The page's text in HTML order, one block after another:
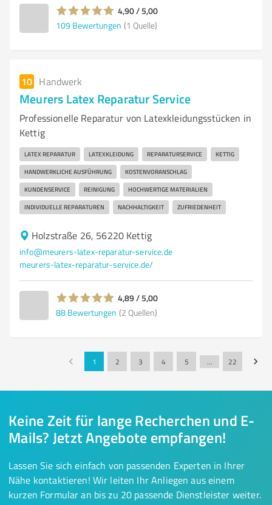
4,90 / 5,00
109 Bewertungen (1 Quelle)
10 Handwerk
Meurers Latex Reparatur Service
Professionelle Reparatur von Latexkleidungsstücken in
Kettig
LATEX REPARATUR LATEXKLEIDUNG REPARATURSERVICE KETTIG
HANDWERKLICHE AUSFÜHRUNG KOSTENVORANSCHLAG
KUNDENSERVICE REINIGUNG HOCHWERTIGE MATERIALIEN
INDIVIDUELLE REPARATUREN NACHHALTIGKEIT ZUFRIEDENHEIT
Holzstraße 26, 56220 Kettig
info@meurers-latex-reparatur-service.de
meurers-latex-reparatur-service.de/
4,89 / 5,00
88 Bewertungen (2 Quellen)
1 2 3 4 5 … 22
Keine Zeit für lange Recherchen und E-
Mails? Jetzt Angebote empfangen!
Lassen Sie sich einfach von passenden Experten in Ihrer
Nähe kontaktieren! Wir leiten Ihr Anliegen aus einem
kurzen Formular an bis zu 20 passende Dienstleister weiter.